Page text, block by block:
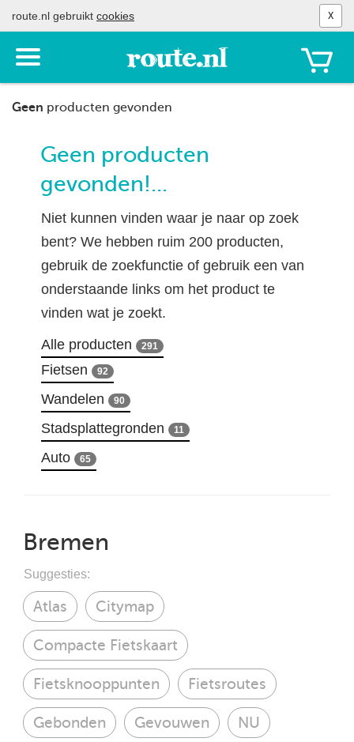
route.nl gebruikt cookies X
Toon
het
menu
Geen producten gevonden
Geen producten
gevonden!...
Niet kunnen vinden waar je naar op zoek
bent? We hebben ruim 200 producten,
gebruik de zoekfunctie of gebruik een van
onderstaande links om het product te
vinden wat je zoekt.
Alle producten 291
Fietsen 92
Wandelen 90
Stadsplattegronden 11
Auto 65
Bremen
Suggesties:
Atlas Citymap
Compacte Fietskaart
Fietsknooppunten Fietsroutes
Gebonden Gevouwen NU